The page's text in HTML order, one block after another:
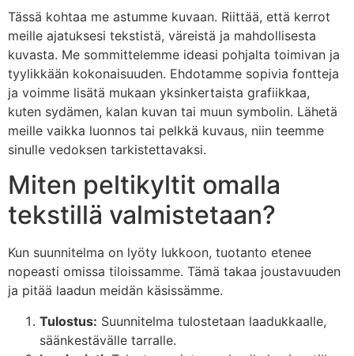
Tässä kohtaa me astumme kuvaan. Riittää, että kerrot
meille ajatuksesi tekstistä, väreistä ja mahdollisesta
kuvasta. Me sommittelemme ideasi pohjalta toimivan ja
tyylikkään kokonaisuuden. Ehdotamme sopivia fontteja
ja voimme lisätä mukaan yksinkertaista grafiikkaa,
kuten sydämen, kalan kuvan tai muun symbolin. Lähetä
meille vaikka luonnos tai pelkkä kuvaus, niin teemme
sinulle vedoksen tarkistettavaksi.
Miten peltikyltit omalla
tekstillä valmistetaan?
Kun suunnitelma on lyöty lukkoon, tuotanto etenee
nopeasti omissa tiloissamme. Tämä takaa joustavuuden
ja pitää laadun meidän käsissämme.
Tulostus: Suunnitelma tulostetaan laadukkaalle,
säänkestävälle tarralle.